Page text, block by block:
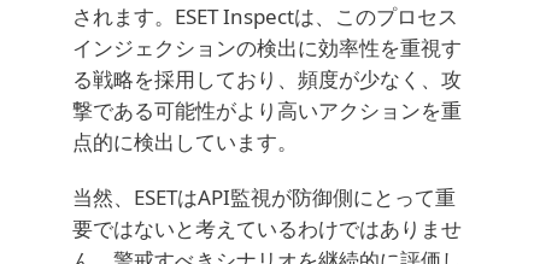
されます。ESET Inspectは、このプロセス
インジェクションの検出に効率性を重視す
る戦略を採用しており、頻度が少なく、攻
撃である可能性がより高いアクションを重
点的に検出しています。
当然、ESETはAPI監視が防御側にとって重
要ではないと考えているわけではありませ